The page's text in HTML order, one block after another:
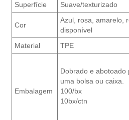
Superfície
Suave/texturizado
Cor
Azul, rosa, amarelo,
disponível
Material
TPE
Embalagem
Dobrado e abotoado
uma bolsa ou caixa.
100/bx
10bx/ctn